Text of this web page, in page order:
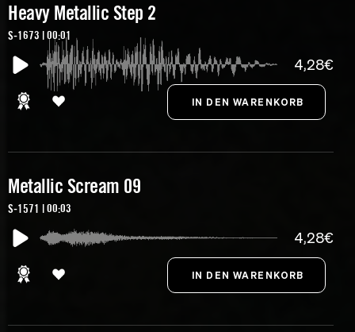
Heavy Metallic Step 2
S-1673 | 00:01
4,28€
Metallic Scream 09
S-1571 | 00:03
4,28€